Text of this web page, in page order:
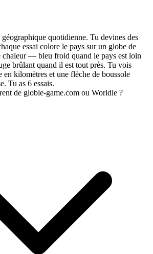
quotidienne. Tu devines des
essai colore le pays sur un globe de
chaleur — bleu froid quand le pays est loin
brûlant quand il est tout près. Tu vois
en kilomètres et une flèche de boussole
Tu as 6 essais.
de globle-game.com ou Worldle ?